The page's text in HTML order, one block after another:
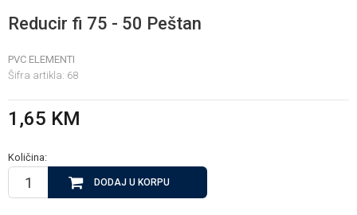
Reducir fi 75 - 50 Peštan
PVC ELEMENTI
Šifra artikla: 68
1,65 KM
Količina:
DODAJ U KORPU